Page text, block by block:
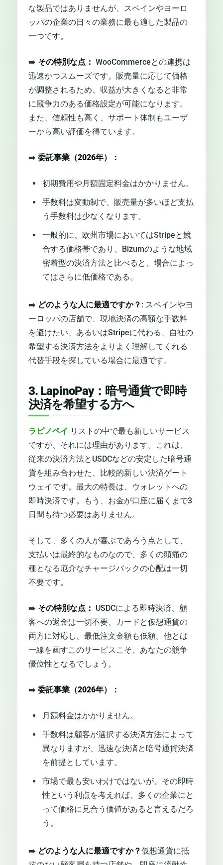
な製品ではありませんが、スペインやヨーロ
ッパの企業の日々の業務に最も適した製品の
一つです。
➡️ その特別な点： WooCommerceとの連携は
迅速かつスムーズです。販売量に応じて価格
が調整されるため、収益が大きくなると非常
に競争力のある価格設定が可能になります。
また、信頼性も高く、サポート体制もユーザ
ーから高い評価を得ています。
➡️ 委託事業（2026年）：
初期費用や月額固定料金はかかりません。
手数料は変動制で、販売量が多いほど支払
う手数料は少なくなります。
一般的に、欧州市場においてはStripeと競
合する価格帯であり、Bizumのような地域
密着型の決済方法と比べると、場合によっ
てはさらに低価格である。
➡️ どのような人に最適ですか？ : スペインやヨ
ーロッパの店舗で、現地決済の高額な手数料
を避けたい、あるいはStripeに代わる、自社の
希望する決済方法をよりよく理解してくれる
代替手段を探している場合に最適です。
3. LapinoPay：暗号通貨で即時
決済を希望する方へ
ラピノペイ リストの中で最も新しいサービス
ですが、それには理由があります。これは、
従来の決済方法とUSDCなどの安定した暗号通
貨を組み合わせた、比較的新しい決済ゲート
ウェイです。最大の特長は、ウォレットへの
即時決済です。もう、お金が口座に届くまで3
日間も待つ必要はありません。
そして、多くの人が喜ぶであろう点として、
支払いは最終的なものなので、多くの頭痛の
種となる厄介なチャージバックの心配は一切
不要です。
➡️ その特別な点： USDCによる即時決済、顧
客への返金は一切不要、カードと仮想通貨の
両方に対応し、最低注文金額も低額。他とは
一線を画すこのサービスこそ、あなたの競争
優位性となるでしょう。
➡️ 委託事業（2026年）：
月額料金はかかりません。
手数料は顧客が選択する決済方法によって
異なりますが、迅速な決済と暗号通貨決済
を前提としています。
市場で最も安いわけではないが、その即時
性という利点を考えれば、多くの企業にと
って価格に見合う価値があると言えるだろ
う。
➡️ どのような人に最適ですか？仮想通貨に抵